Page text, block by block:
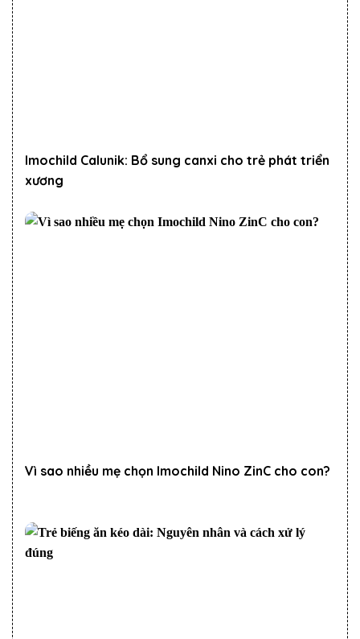
Imochild Calunik: Bổ sung canxi cho trẻ phát triển
xương
Vì sao nhiều mẹ chọn Imochild Nino ZinC cho con?